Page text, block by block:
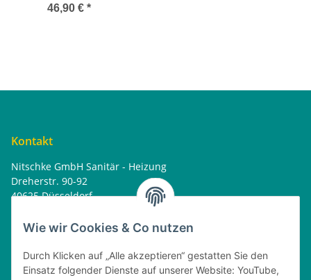
Wie wir Cookies & Co nutzen
Durch Klicken auf „Alle akzeptieren“ gestatten Sie den
Einsatz folgender Dienste auf unserer Website: YouTube,
46,90 € *
Kontakt
Nitschke GmbH Sanitär - Heizung
Dreherstr. 90-92
40625 Düsseldorf
home@nitschkegmbh.de
Rechtliches